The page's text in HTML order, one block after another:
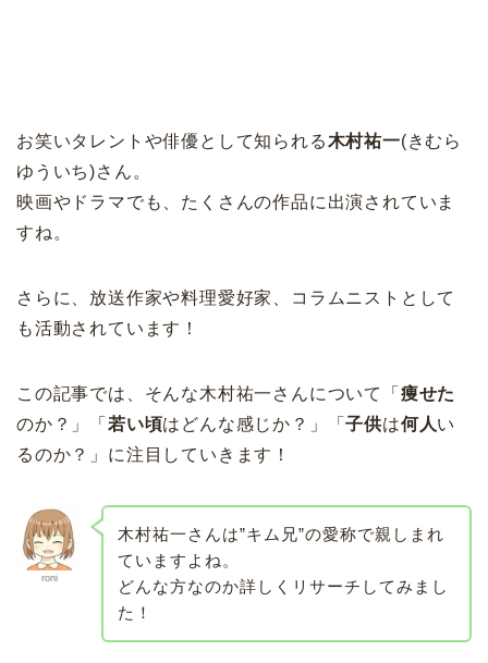
お笑いタレントや俳優として知られる木村祐一(きむら
ゆういち)さん。
映画やドラマでも、たくさんの作品に出演されていま
すね。
さらに、放送作家や料理愛好家、コラムニストとして
も活動されています！
この記事では、そんな木村祐一さんについて「 痩せた
のか？」「 若い頃はどんな感じか？」「子供は何人い
るのか？」に注目していきます！
roni
木村祐一さんは”キム兄”の愛称で親しまれ
ていますよね。
どんな方なのか詳しくリサーチしてみまし
た！